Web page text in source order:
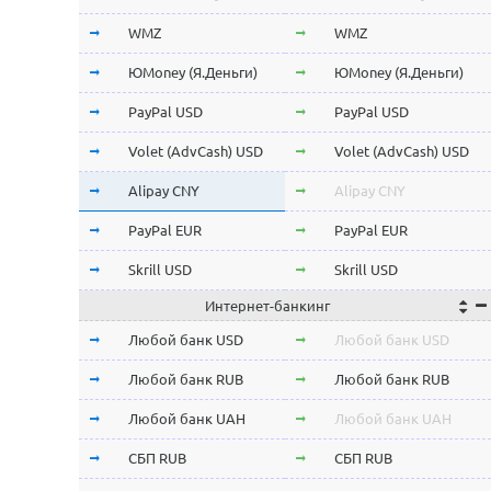
Stellar Lumens XLM Stellar Lumens XLM
NEO NEO
ChainLink LINK ChainLink LINK
Qtum Qtum
Iota MIOTA Iota MIOTA
Waves Waves
Icon ICX Icon ICX
Ontology ONT Ontology ONT
0x ZRX 0x ZRX
VeChain VET VeChain VET
Ravencoin RVN Ravencoin RVN
WMZ WMZ
ЮMoney (Я.Деньги) ЮMoney (Я.Деньги)
PayPal USD PayPal USD
Volet (AdvCash) USD Volet (AdvCash) USD
Alipay CNY Alipay CNY
PayPal EUR PayPal EUR
Skrill USD Skrill USD
Volet (AdvCash) RUB Volet (AdvCash) RUB
Volet (AdvCash) EUR Volet (AdvCash) EUR
Volet (AdvCash) KZT Volet (AdvCash) KZT
ePayments USD ePayments USD
Интернет-банкинг
Любой банк USD Любой банк USD
Любой банк RUB Любой банк RUB
Любой банк UAH Любой банк UAH
СБП RUB СБП RUB